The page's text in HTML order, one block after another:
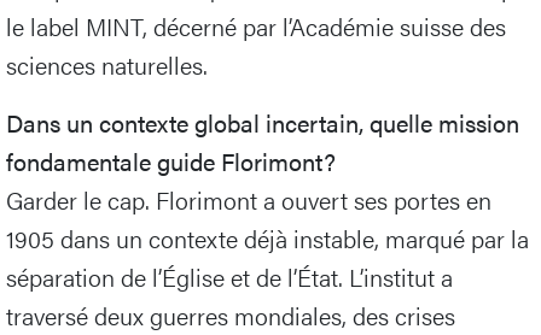
le label MINT, décerné par l’Académie suisse des
sciences naturelles.
Dans un contexte global incertain, quelle mission
fondamentale guide Florimont?
Garder le cap. Florimont a ouvert ses portes en
1905 dans un contexte déjà instable, marqué par la
séparation de l’Église et de l’État. L’institut a
traversé deux guerres mondiales, des crises